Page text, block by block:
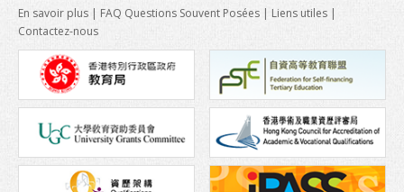
En savoir plus | FAQ Questions Souvent Posées | Liens utiles |
Contactez-nous